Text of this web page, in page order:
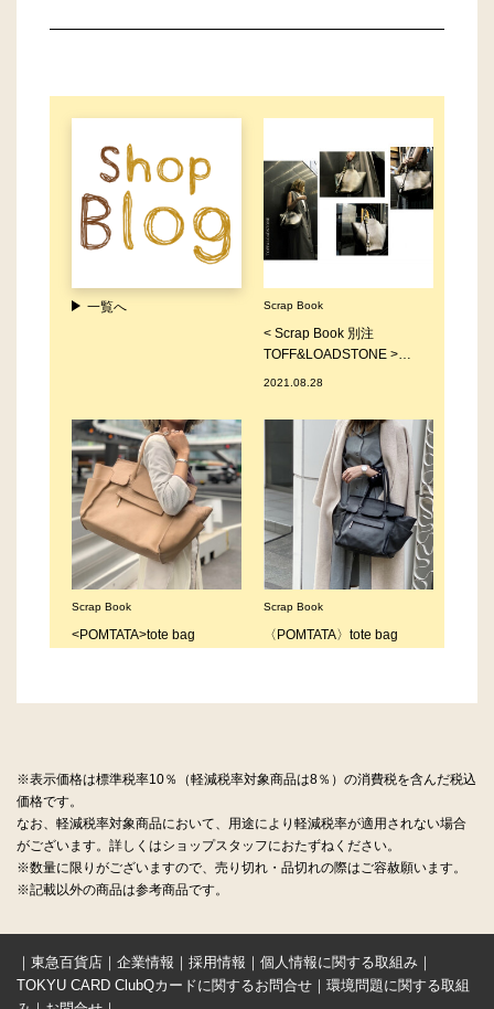
※表示価格は標準税率10％（軽減税率対象商品は8％）の消費税を含んだ税込
価格です。
なお、軽減税率対象商品において、用途により軽減税率が適用されない場合
がございます。詳しくはショップスタッフにおたずねください。
※数量に限りがございますので、売り切れ・品切れの際はご容赦願います。
※記載以外の商品は参考商品です。
｜ 東急百貨店 ｜ 企業情報 ｜ 採用情報 ｜ 個人情報に関する取組み ｜
TOKYU CARD ClubQカードに関するお問合せ ｜ 環境問題に関する取組